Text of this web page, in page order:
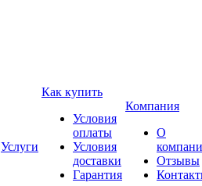
Услуги
Как купить
Условия
оплаты
Условия
доставки
Гарантия
Компания
О
Отзывы